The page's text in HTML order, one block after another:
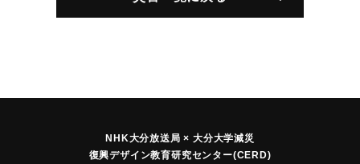
NHK大分放送局 × 大分大学減災
復興デザイン教育研究センター(CERD)